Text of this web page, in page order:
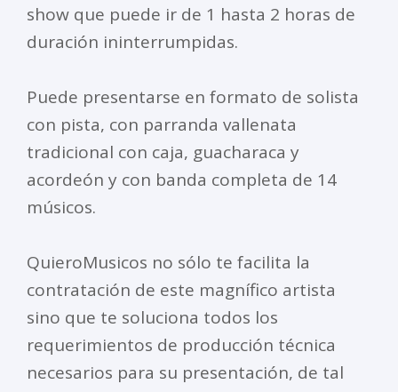
show que puede ir de 1 hasta 2 horas de
duración ininterrumpidas.
Puede presentarse en formato de solista
con pista, con parranda vallenata
tradicional con caja, guacharaca y
acordeón y con banda completa de 14
músicos.
QuieroMusicos no sólo te facilita la
contratación de este magnífico artista
sino que te soluciona todos los
requerimientos de producción técnica
necesarios para su presentación, de tal